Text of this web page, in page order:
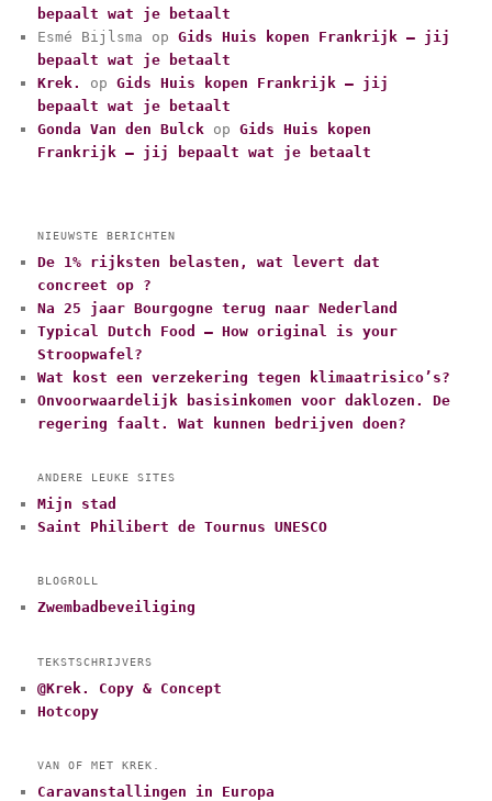
i
e
ë
bepaalt wat je betaalt
Esmé Bijlsma opGids Huis kopen Frankrijk – jij
bepaalt wat je betaalt
Krek.
opGids Huis kopen Frankrijk – jij
bepaalt wat je betaalt
Gonda Van den Bulck opGids Huis kopen
Frankrijk – jij bepaalt wat je betaalt
NIEUWSTE BERICHTEN
De 1% rijksten belasten, wat levert dat
concreet op ?
Na 25 jaar Bourgogne terug naar Nederland
Typical Dutch Food – How original is your
Stroopwafel?
Wat kost een verzekering tegen klimaatrisico’s?
Onvoorwaardelijk basisinkomen voor daklozen. De
regering faalt. Wat kunnen bedrijven doen?
ANDERE LEUKE SITES
Mijn stad
Saint Philibert de Tournus UNESCO
BLOGROLL
Zwembadbeveiliging
TEKSTSCHRIJVERS
@Krek. Copy & Concept
Hotcopy
VAN OF MET KREK.
Caravanstallingen in Europa